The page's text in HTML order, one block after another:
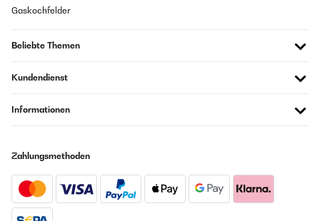
Gaskochfelder
Beliebte Themen
Kundendienst
Informationen
Zahlungsmethoden